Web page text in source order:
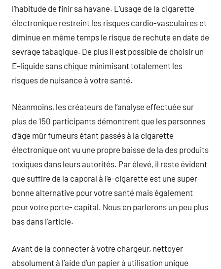
l’habitude de finir sa havane. L’usage de la cigarette
électronique restreint les risques cardio-vasculaires et
diminue en même temps le risque de rechute en date de
sevrage tabagique. De plus il est possible de choisir un
E-liquide sans chique minimisant totalement les
risques de nuisance à votre santé.
Néanmoins, les créateurs de l’analyse effectuée sur
plus de 150 participants démontrent que les personnes
d’âge mûr fumeurs étant passés à la cigarette
électronique ont vu une propre baisse de la des produits
toxiques dans leurs autorités. Par élevé, il reste évident
que suffire de la caporal à l’e-cigarette est une super
bonne alternative pour votre santé mais également
pour votre porte- capital. Nous en parlerons un peu plus
bas dans l’article.
Avant de la connecter à votre chargeur, nettoyer
absolument à l’aide d’un papier à utilisation unique